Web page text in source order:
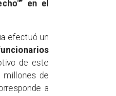
en el
efectuó un
de este
millones de
a